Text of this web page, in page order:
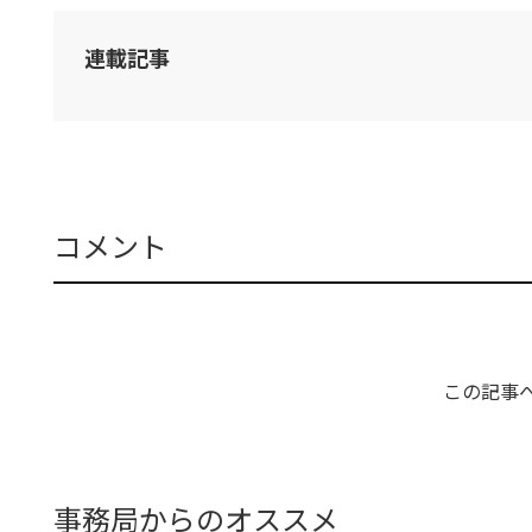
連載記事
コメント
この記事
事務局からのオススメ